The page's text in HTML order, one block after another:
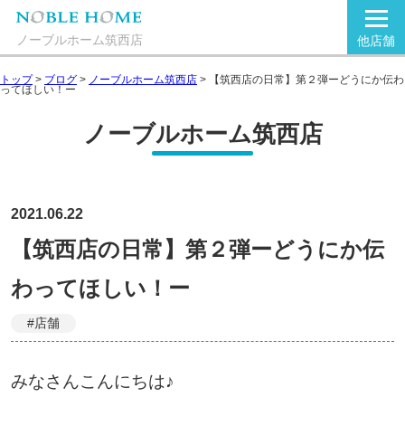
ノーブルホーム筑西店 他店舗
トップ> ブログ > ノーブルホーム筑西店 > 【筑西店の日常】第２弾ーどうにか伝わ
ってほしい！ー
ノーブルホーム筑西店
2021.06.22
【筑西店の日常】第２弾ーどうにか伝
わってほしい！ー
#店舗
みなさんこんにちは♪